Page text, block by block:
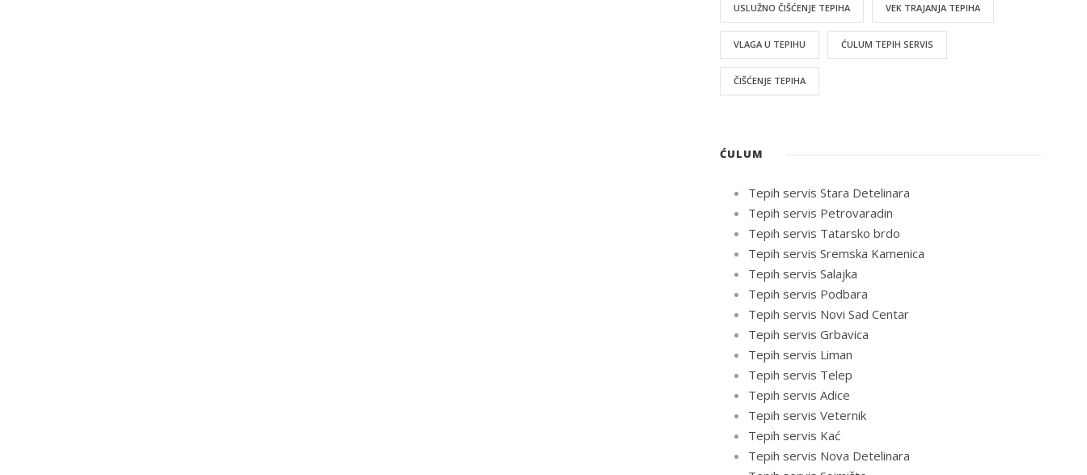
USLUŽNO ČIŠĆENJE TEPIHA VEK TRAJANJA TEPIHA
VLAGA U TEPIHU ĆULUM TEPIH SERVIS
ČIŠĆENJE TEPIHA
ĆULUM
Tepih servis Stara Detelinara
Tepih servis Petrovaradin
Tepih servis Tatarsko brdo
Tepih servis Sremska Kamenica
Tepih servis Salajka
Tepih servis Podbara
Tepih servis Novi Sad Centar
Tepih servis Grbavica
Tepih servis Liman
Tepih servis Telep
Tepih servis Adice
Tepih servis Veternik
Tepih servis Kać
Tepih servis Nova Detelinara